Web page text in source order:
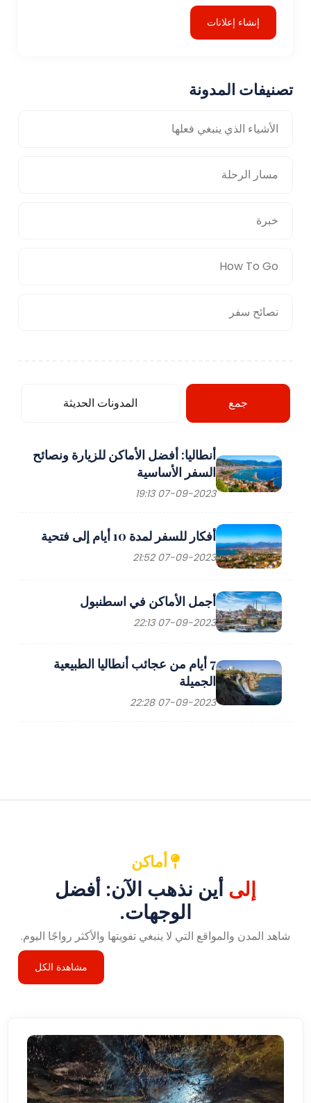
إنشاء إعلانات
تصنيفات المدونة
الأشياء الذي ينبغي فعلها
مسار الرحلة
خبرة
How To Go
نصائح سفر
جمع المدونات الحديثة
أنطاليا: أفضل الأماكن للزيارة ونصائح
السفر الأساسية
07-09-2023 19:13
أفكار للسفر لمدة 10 أيام إلى فتحية
07-09-2023 21:52
أجمل الأماكن في اسطنبول
07-09-2023 22:13
7 أيام من عجائب أنطاليا الطبيعية
الجميلة
07-09-2023 22:28
أماكن
إلى أين نذهب الآن: أفضل
الوجهات.
شاهد المدن والمواقع التي لا ينبغي تفويتها والأكثر رواجًا اليوم.
مشاهدة الكل